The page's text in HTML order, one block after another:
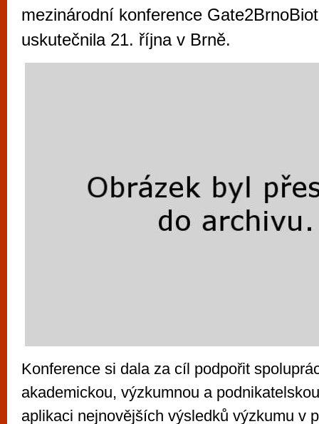
mezinárodní konference
uskutečnila 21. října v Brně.
Konference si dala za cíl podpořit
akademickou, výzkumnou a
aplikaci nejnovějších výsledků výzkumu v